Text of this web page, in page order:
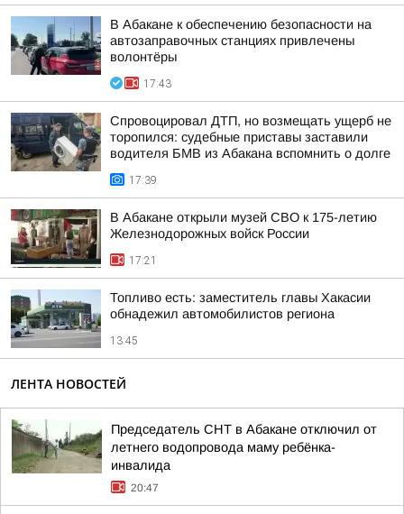
В Абакане к обеспечению безопасности на
автозаправочных станциях привлечены
волонтёры
17:43
Спровоцировал ДТП, но возмещать ущерб не
торопился: судебные приставы заставили
водителя БМВ из Абакана вспомнить о долге
17:39
В Абакане открыли музей СВО к 175-летию
Железнодорожных войск России
17:21
Топливо есть: заместитель главы Хакасии
обнадежил автомобилистов региона
13:45
ЛЕНТА НОВОСТЕЙ
Председатель СНТ в Абакане отключил от
летнего водопровода маму ребёнка-
инвалида
20:47